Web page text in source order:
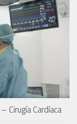
Cirugía Cardíaca